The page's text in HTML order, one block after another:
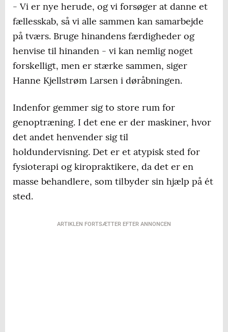
- Vi er nye herude, og vi forsøger at danne et
fællesskab, så vi alle sammen kan samarbejde
på tværs. Bruge hinandens færdigheder og
henvise til hinanden - vi kan nemlig noget
forskelligt, men er stærke sammen, siger
Hanne Kjellstrøm Larsen i døråbningen.
Indenfor gemmer sig to store rum for
genoptræning. I det ene er der maskiner, hvor
det andet henvender sig til
holdundervisning. Det er et atypisk sted for
fysioterapi og kiropraktikere, da det er en
masse behandlere, som tilbyder sin hjælp på ét
sted.
ARTIKLEN FORTSÆTTER EFTER ANNONCEN